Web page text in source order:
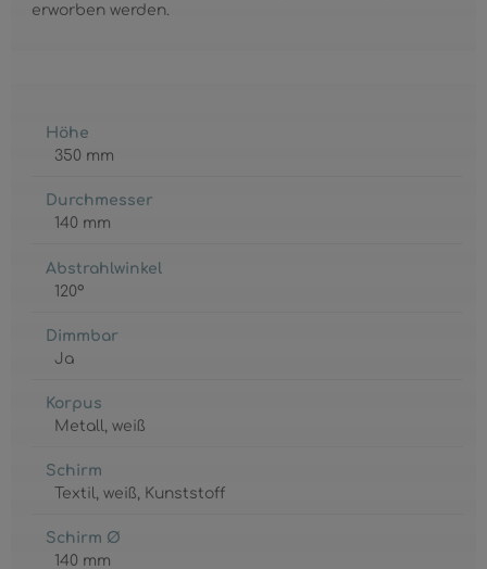
erworben werden.
Höhe
350 mm
Durchmesser
140 mm
Abstrahlwinkel
120°
Dimmbar
Ja
Korpus
Metall, weiß
Schirm
Textil, weiß, Kunststoff
Schirm Ø
140 mm